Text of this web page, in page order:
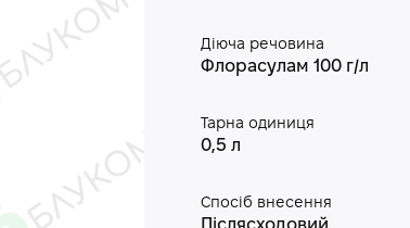
Діюча речовина
Флорасулам 100 г/л
Тарна одиниця
0,5 л
Спосіб внесення